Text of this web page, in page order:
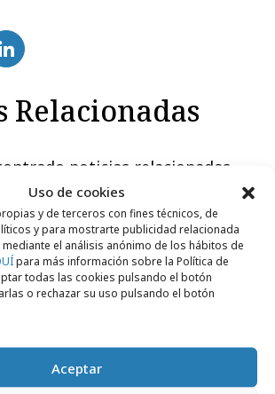
Uso de cookies
y de terceros con fines técnicos, de
y para mostrarte publicidad relacionada
el análisis anónimo de los hábitos de
para más información sobre la Política de
todas las cookies pulsando el botón
o rechazar su uso pulsando el botón
Aceptar
Relacionadas
noticias relacionadas.
recientes